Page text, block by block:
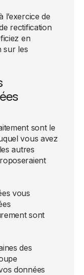
l’exercice de
rectification
en
sur les
sont le
vous avez
autres
vous
sont
des
données